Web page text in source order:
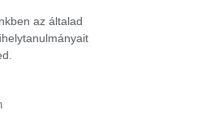
az általad